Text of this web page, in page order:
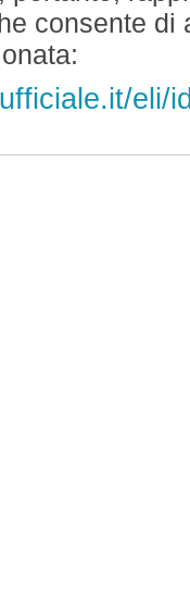
consente
eli/